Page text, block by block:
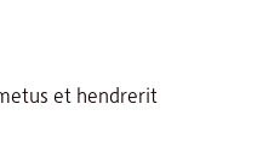
et hendrerit